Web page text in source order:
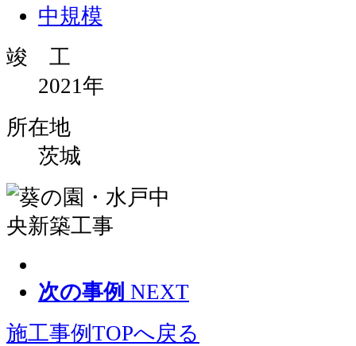
中規模
竣 工
2021年
所在地
茨城
次の事例 NEXT
施工事例TOPへ戻る